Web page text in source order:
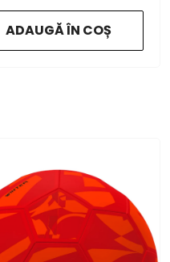
- 676
ADAUGĂ ÎN COȘ